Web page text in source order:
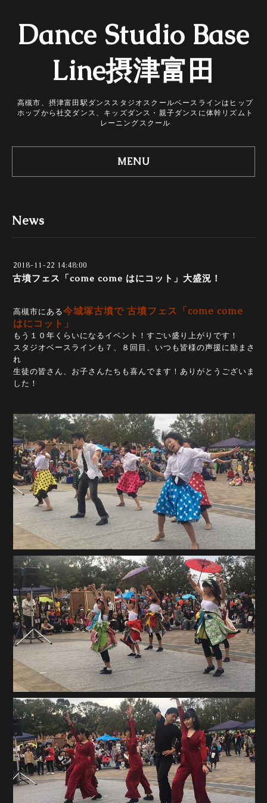
Dance Studio Base
Line摂津富田
高槻市、摂津富田駅ダンススタジオスクールベースラインはヒップ
ホップから社交ダンス、キッズダンス・親子ダンスに体幹リズムト
レーニングスクール
MENU
News
2018-11-22 14:48:00
古墳フェス「come come はにコット」大盛況！
高槻市にある今城塚古墳で 古墳フェス「come come
はにコット」
もう１０年くらいになるイベント！すごい盛り上がりです！
スタジオベースラインも７、８回目、いつも皆様の声援に励まさ
れ
生徒の皆さん、お子さんたちも喜んでます！ありがとうございま
した！